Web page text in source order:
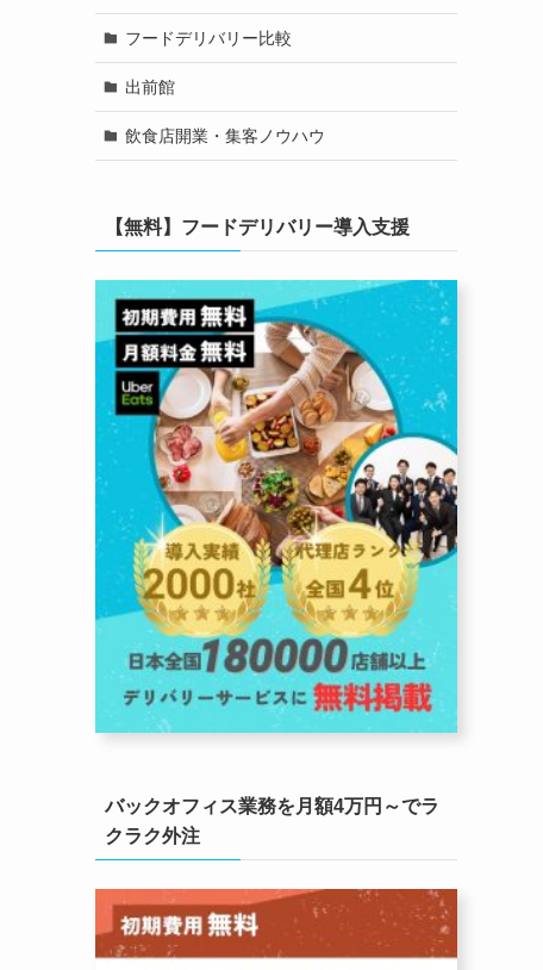
フードデリバリー比較
出前館
飲食店開業・集客ノウハウ
【無料】フードデリバリー導入支援
バックオフィス業務を月額4万円～でラ
クラク外注